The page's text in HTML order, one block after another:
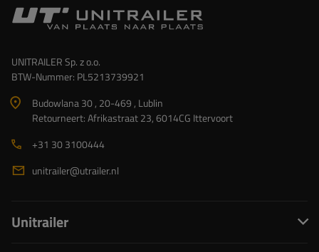
UNITRAILER Sp. z o.o.
BTW-Nummer: PL5213739921
Budowlana 30 , 20-469 , Lublin
Retourneert: Afrikastraat 23, 6014CG Ittervoort
+31 30 3100444
unitrailer@utrailer.nl
Unitrailer